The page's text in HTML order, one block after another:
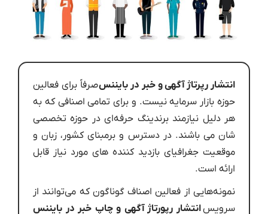
انتشار رپرتاژ آگهی و خبر در بایننسصرفاً برای فعالین
حوزه بازار سرمایه نیست. و برای تمامی اصنافی که به
هر دلیل نیازمند برندینگ حرفه‌ای در حوزه تخصصی
شان می باشند. در دسترس و برمبنای کشور، زبان و
موقعیت جغرافیای بازدید کننده های مورد نیاز قابل
ارائه است.
نمونه‌هایی از فعالین اصناف گوناگون که می‌توانند از
سرویسانتشار رپورتاژ آگهی و چاپ خبر در بایننس